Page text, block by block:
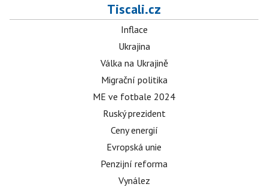
Tiscali.cz
Inflace
Ukrajina
Válka na Ukrajině
Migrační politika
ME ve fotbale 2024
Ruský prezident
Ceny energií
Evropská unie
Penzijní reforma
Vynález